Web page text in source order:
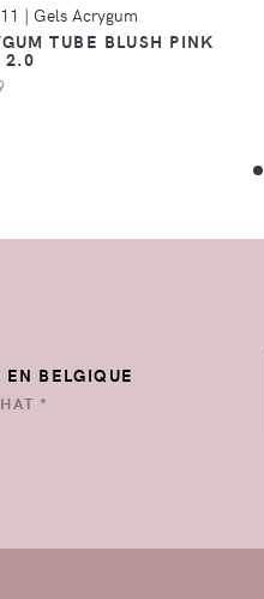
| Gels Acrygum
TUBE BLUSH PINK
2.0
BELGIQUE
*